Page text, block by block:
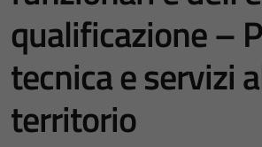
qualificazione –
tecnica e servizi
territorio